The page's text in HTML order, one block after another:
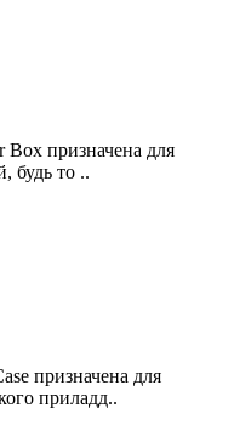
Box призначена для
будь то ..
призначена для
приладд..